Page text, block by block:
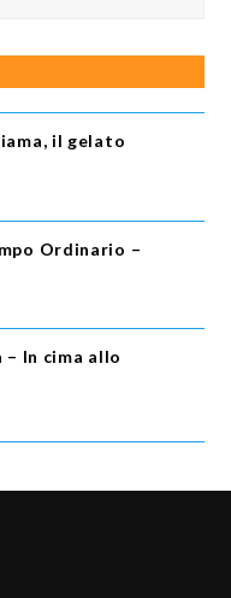
il gelato
Ordinario –
– In cima allo